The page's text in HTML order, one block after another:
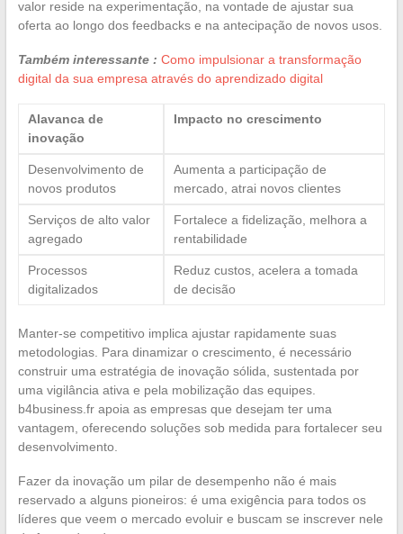
valor reside na experimentação, na vontade de ajustar sua
oferta ao longo dos feedbacks e na antecipação de novos usos.
Também interessante : Como impulsionar a transformação
digital da sua empresa através do aprendizado digital
Alavanca de
inovação
Impacto no crescimento
Desenvolvimento de
novos produtos
Aumenta a participação de
mercado, atrai novos clientes
Serviços de alto valor
agregado
Fortalece a fidelização, melhora a
rentabilidade
Processos
digitalizados
Reduz custos, acelera a tomada
de decisão
Manter-se competitivo implica ajustar rapidamente suas
metodologias. Para dinamizar o crescimento, é necessário
construir uma estratégia de inovação sólida, sustentada por
uma vigilância ativa e pela mobilização das equipes.
b4business.fr apoia as empresas que desejam ter uma
vantagem, oferecendo soluções sob medida para fortalecer seu
desenvolvimento.
Fazer da inovação um pilar de desempenho não é mais
reservado a alguns pioneiros: é uma exigência para todos os
líderes que veem o mercado evoluir e buscam se inscrever nele